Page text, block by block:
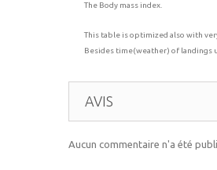
The Body mass index.
This table is optimized also with
Besides time(weather) of landings
AVIS
Aucun commentaire n'a été